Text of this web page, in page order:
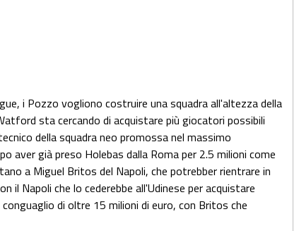
i Pozzo vogliono costruire una squadra all'altezza della
sta cercando di acquistare più giocatori possibili
della squadra neo promossa nel massimo
aver già preso Holebas dalla Roma per 2.5 milioni come
a Miguel Britos del Napoli, che potrebber rientrare in
il Napoli che lo cederebbe all'Udinese per acquistare
di oltre 15 milioni di euro, con Britos che